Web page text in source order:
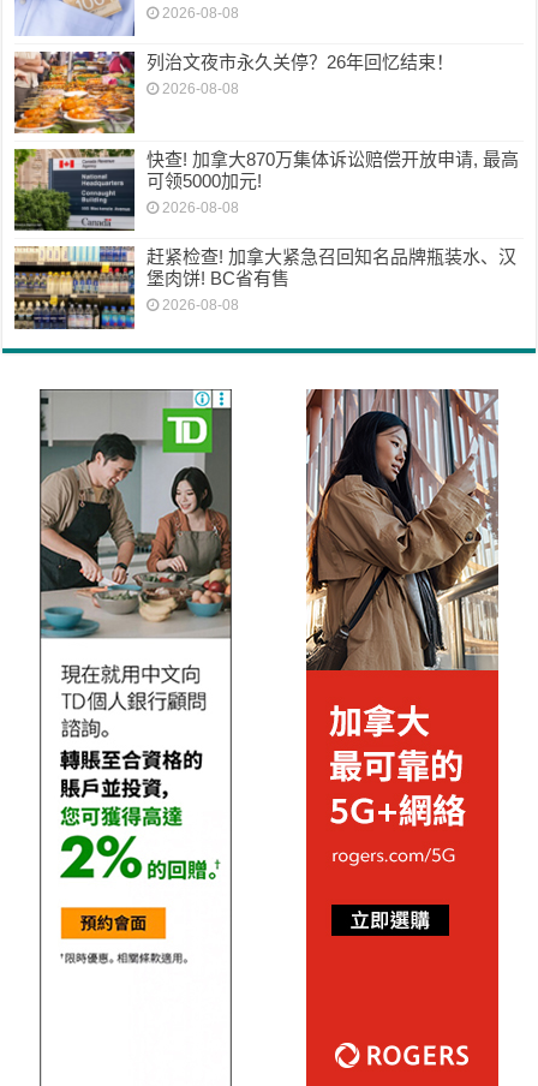
2026-08-08
列治文夜市永久关停？26年回忆结束！
2026-08-08
快查! 加拿大870万集体诉讼赔偿开放申请, 最高
可领5000加元!
2026-08-08
赶紧检查! 加拿大紧急召回知名品牌瓶装水、汉
堡肉饼! BC省有售
2026-08-08